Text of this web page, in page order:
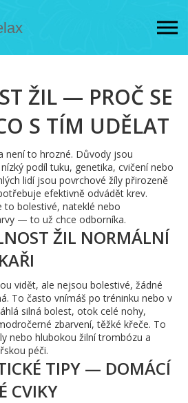
ŽIL — PROČ SE
S TÍM UDĚLAT
není to hrozné. Důvody jsou
podíl tuku, genetika, cvičení nebo
lidí jsou povrchové žíly přirozeně
efektivně odvádět krev.
to bolestivé, nateklé nebo
— to už chce odborníka.
ŽIL NORMÁLNÍ
vidět, ale nejsou bolestivé, žádné
To často vnímáš po tréninku nebo v
silná bolest, otok celé nohy,
zbarvení, těžké křeče. To
nebo hlubokou žilní trombózu a
péči.
TIPY — DOMÁCÍ
CVIKY